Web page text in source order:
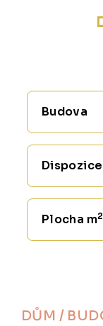
Budova
Dispozice
Plocha m2
DŮM /